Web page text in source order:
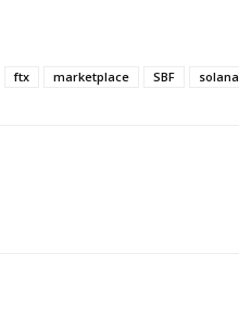
ftx marketplace SBF solana